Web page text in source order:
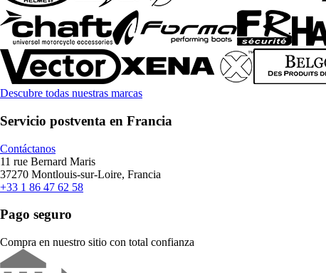
Descubre todas nuestras marcas
Servicio postventa en Francia
Contáctanos
11 rue Bernard Maris
37270 Montlouis-sur-Loire, Francia
+33 1 86 47 62 58
Pago seguro
Compra en nuestro sitio con total confianza